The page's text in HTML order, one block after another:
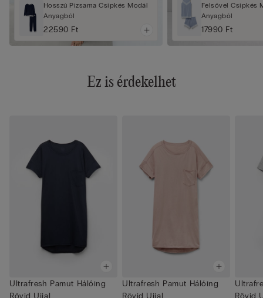
Hosszú Pizsama Csipkés Modál
Anyagból
22590 Ft
Felsővel Csipkés
Anyagból
17990 Ft
Ez is érdekelhet
Ultrafresh Pamut Hálóing
Rövid Ujjal
Ultrafresh Pamut Hálóing
Rövid Ujjal
Rövid